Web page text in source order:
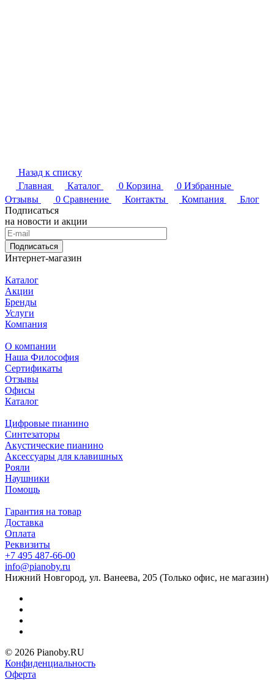
Назад к списку
Главная
Каталог 0 Корзина 0 Избранные
Отзывы
0 Сравнение Контакты Компания
Блог
Подписаться
на новости и акции
Подписаться
Интернет-магазин
Каталог
Акции
Бренды
Услуги
Компания
О компании
Наша Философия
Сертификаты
Отзывы
Офисы
Каталог
Цифровые пианино
Синтезаторы
Акустические пианино
Аксессуары для клавишных
Рояли
Наушники
Помощь
Гарантия на товар
Доставка
Оплата
Реквизиты
+7 495 487-66-00
info@pianoby.ru
Нижний Новгород, ул. Ванеева, 205 (Только офис, не магазин)
© 2026 Pianoby.RU
Конфиденциальность
Оферта